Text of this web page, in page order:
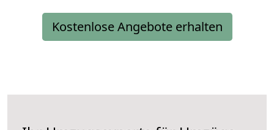
Kostenlose Angebote erhalten